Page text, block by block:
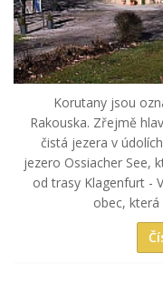
Korutany jsou
Rakouska. Zřejmě
čistá jezera v
jezero Ossiacher See,
od trasy Klagenfurt -
obec,